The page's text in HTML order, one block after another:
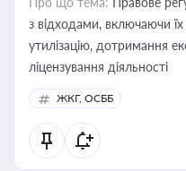
з відходами, включаючи
утилізацію, дотримання
ліцензування діяльності
ЖКГ, ОСББ